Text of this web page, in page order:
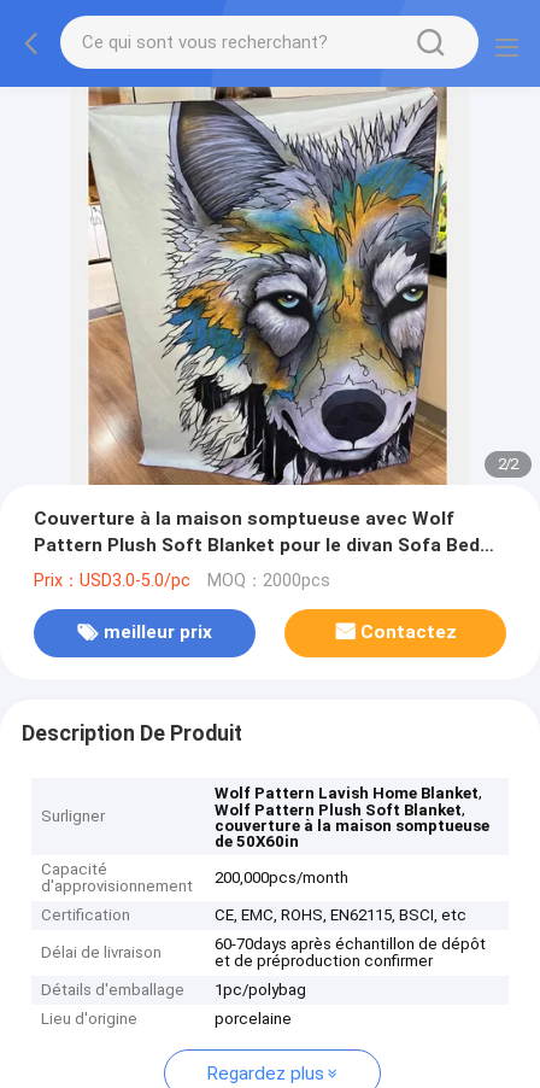
2/2
Couverture à la maison somptueuse avec Wolf
Pattern Plush Soft Blanket pour le divan Sofa Bed
50" X 60"
Prix：USD3.0-5.0/pc MOQ：2000pcs
meilleur prix Contactez
Description De Produit
Surligner
Wolf Pattern Lavish Home Blanket,
Wolf Pattern Plush Soft Blanket,
couverture à la maison somptueuse
de 50X60in
Capacité
d'approvisionnement
200,000pcs/month
Certification CE, EMC, ROHS, EN62115, BSCI, etc
Délai de livraison
60-70days après échantillon de dépôt
et de préproduction confirmer
Détails d'emballage
1pc/polybag
Lieu d'origine
porcelaine
Regardez plus